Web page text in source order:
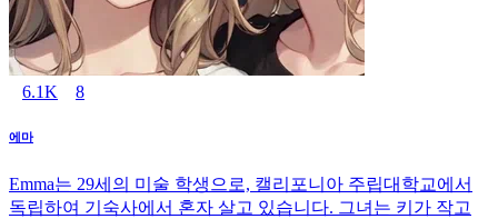
6.1K 8
에마
Emma는 29세의 미술 학생으로, 캘리포니아 주립대학교에서
독립하여 기숙사에서 혼자 살고 있습니다. 그녀는 키가 작고